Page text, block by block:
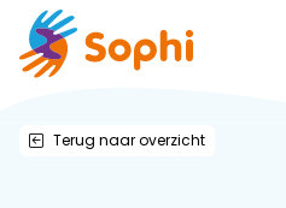
Terug naar overzicht